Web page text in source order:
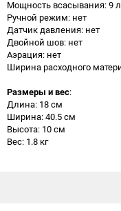
Мощность всасывания: 9
Ручной режим: нет
Датчик давления: нет
Двойной шов: нет
Аэрация: нет
Ширина расходного
Размеры и вес:
Длина: 18 см
Ширина: 40.5 см
Высота: 10 см
Вес: 1.8 кг